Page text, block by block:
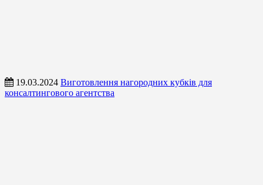
19.03.2024 Виготовлення нагородних кубків для
консалтингового агентства